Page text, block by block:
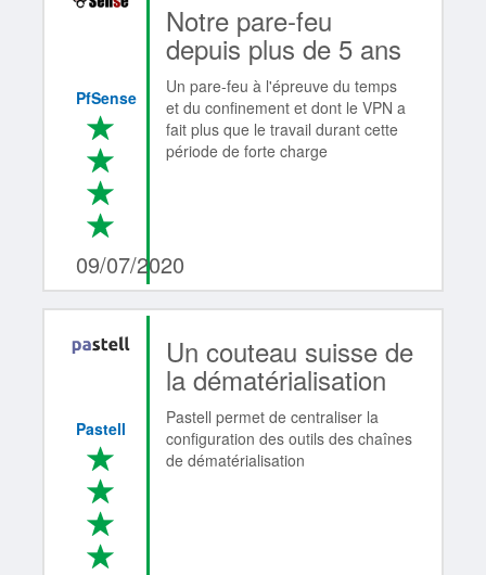
PfSense
*
*
*
*
4/4
09/07/2020
Notre pare-feu
depuis plus de 5 ans
Un pare-feu à l'épreuve du temps
et du confinement et dont le VPN a
fait plus que le travail durant cette
période de forte charge
Pastell
*
*
*
*
4/4
Un couteau suisse de
la dématérialisation
Pastell permet de centraliser la
configuration des outils des chaînes
de dématérialisation